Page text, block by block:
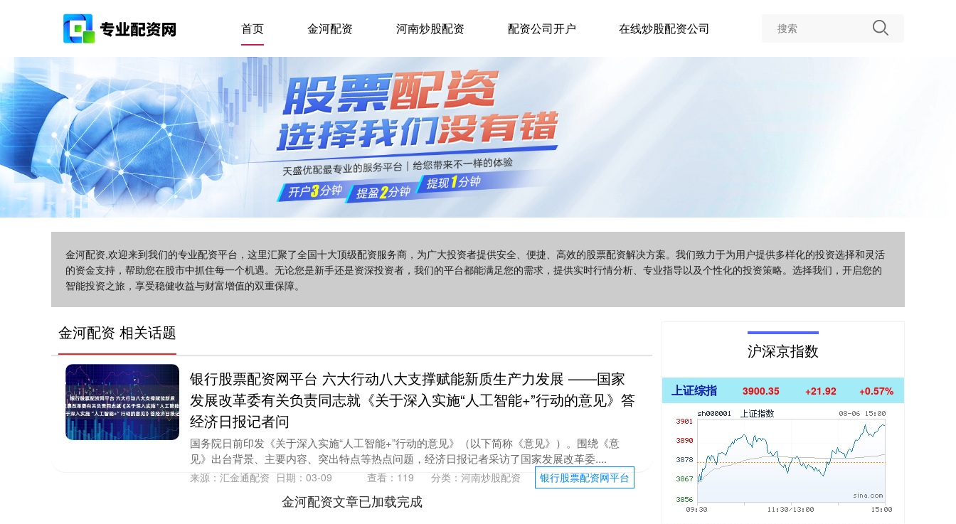
首页 金河配资 河南炒股配资 配资公司开户 在线炒股配资公司
金河配资,欢迎来到我们的专业配资平台，这里汇聚了全国十大顶级配资服务商，为广大投资者提供安全、便捷、高效的股票配资解决方案。我们致力于为用户提供多样化的投资选择和灵活
的资金支持，帮助您在股市中抓住每一个机遇。无论您是新手还是资深投资者，我们的平台都能满足您的需求，提供实时行情分析、专业指导以及个性化的投资策略。选择我们，开启您的
智能投资之旅，享受稳健收益与财富增值的双重保障。
金河配资 相关话题
银行股票配资网平台 六大行动八大支撑赋能新质生产力发展 ——国家
发展改革委有关负责同志就《关于深入实施“人工智能+”行动的意见》答
经济日报记者问
国务院日前印发《关于深入实施“人工智能+”行动的意见》（以下简称《意见》）。围绕《意
见》出台背景、主要内容、突出特点等热点问题，经济日报记者采访了国家发展改革委....
银行股票配资网平台
来源：汇金通配资 日期：03-09 查看： 119 分类： 河南炒股配资
金河配资文章已加载完成
沪深京指数
上证综指 3900.35 +21.92 +0.57%